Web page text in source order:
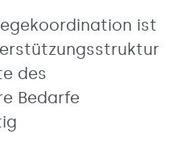
ist
des
Bedarfe